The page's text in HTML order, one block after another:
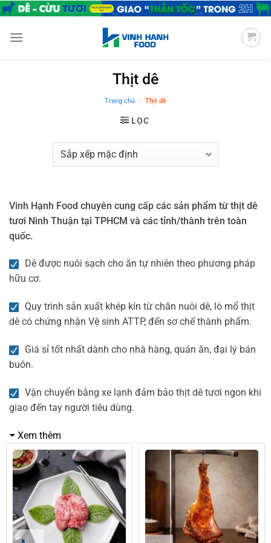
Chuyển
nội
Thịt dê
Trang chủ / Thịt dê
LỌC
Vinh Hạnh Food chuyên cung cấp các sản phẩm từ thịt dê
tươi Ninh Thuận tại TPHCM và các tỉnh/thành trên toàn
quốc.
Dê được nuôi sạch cho ăn tự nhiên theo phương pháp
hữu cơ.
Quy trình sản xuất khép kín từ chăn nuôi dê, lò mổ thịt
dê có chứng nhận Vệ sinh ATTP, đến sơ chế thành phẩm.
Giá sỉ tốt nhất dành cho nhà hàng, quán ăn, đại lý bán
buôn.
Vận chuyển bằng xe lạnh đảm bảo thịt dê tươi ngon khi
giao đến tay người tiêu dùng.
Xem thêm